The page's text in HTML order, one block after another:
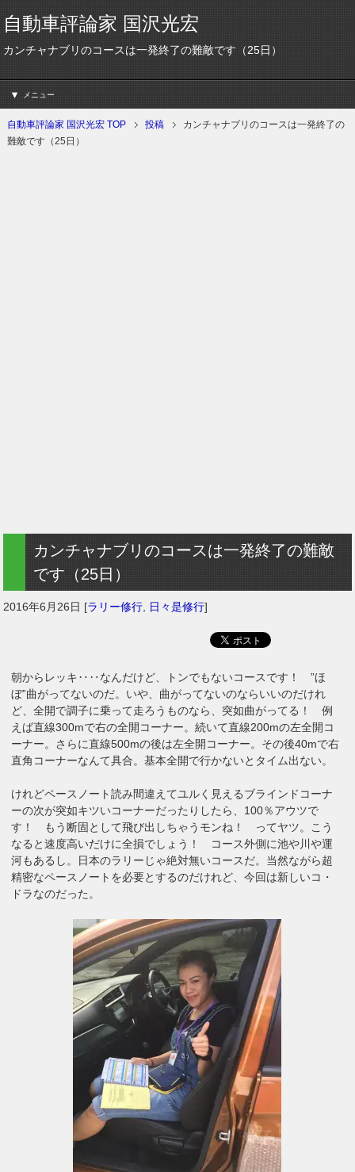
自動車評論家 国沢光宏
カンチャナブリのコースは一発終了の難敵です（25日）
メニュー
自動車評論家 国沢光宏 TOP 投稿
カンチャナブリのコースは一発終了の
難敵です（25日）
カンチャナブリのコースは一発終了の難敵
です（25日）
2016年6月26日 [ラリー修行 日々是修行]
朝からレッキ‥‥なんだけど、トンでもないコースです！ ”ほ
ぼ”曲がってないのだ。いや、曲がってないのならいいのだけれ
ど、全開で調子に乗って走ろうものなら、突如曲がってる！ 例
えば直線300mで右の全開コーナー。続いて直線200mの左全開コ
ーナー。さらに直線500mの後は左全開コーナー。その後40mで右
直角コーナーなんて具合。基本全開で行かないとタイム出ない。
けれどペースノート読み間違えてユルく見えるブラインドコーナ
ーの次が突如キツいコーナーだったりしたら、100％アウツで
す！ もう断固として飛び出しちゃうモンね！ ってヤツ。こう
なると速度高いだけに全損でしょう！ コース外側に池や川や運
河もあるし。日本のラリーじゃ絶対無いコースだ。当然ながら超
精密なペースノートを必要とするのだけれど、今回は新しいコ・
ドラなのだった。